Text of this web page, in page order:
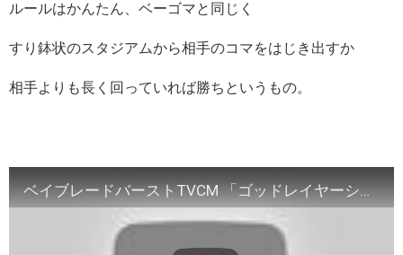
ルールはかんたん、ベーゴマと同じく
すり鉢状のスタジアムから相手のコマをはじき出すか
相手よりも長く回っていれば勝ちというもの。
ベイブレードバーストTVCM 「ゴッドレイヤーシリーズ 改造＆大会編」